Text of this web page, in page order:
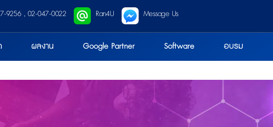
9256‬, 02-047-0022 Ran4U Message Us
ผลงาน Google Partner Software อบรม